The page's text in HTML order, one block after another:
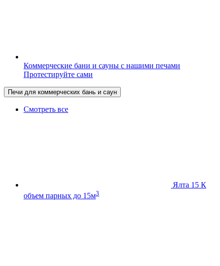
Коммерческие бани и сауны с нашими печами
Протестируйте сами
Печи для коммерческих бань и саун
Смотреть все
Ялта 15 К
объем парных до 15м3